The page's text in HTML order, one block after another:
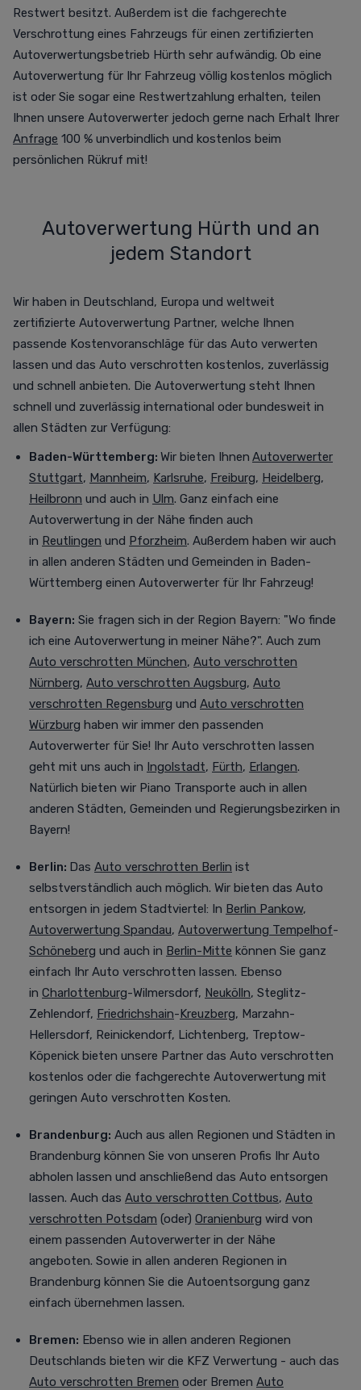
Restwert besitzt. Außerdem ist die fachgerechte
Verschrottung eines Fahrzeugs für einen zertifizierten
Autoverwertungsbetrieb Hürth sehr aufwändig. Ob eine
Autoverwertung für Ihr Fahrzeug völlig kostenlos möglich
ist oder Sie sogar eine Restwertzahlung erhalten, teilen
Ihnen unsere Autoverwerter jedoch gerne nach Erhalt Ihrer
Anfrage 100 % unverbindlich und kostenlos beim
persönlichen Rükruf mit!
Autoverwertung Hürth und an
jedem Standort
Wir haben in Deutschland, Europa und weltweit
zertifizierte Autoverwertung Partner, welche Ihnen
passende Kostenvoranschläge für das Auto verwerten
lassen und das Auto verschrotten kostenlos, zuverlässig
und schnell anbieten. Die Autoverwertung steht Ihnen
schnell und zuverlässig international oder bundesweit in
allen Städten zur Verfügung:
Baden-Württemberg: Wir bieten Ihnen Autoverwerter
Stuttgart, Mannheim, Karlsruhe, Freiburg, Heidelberg,
Heilbronn und auch in Ulm. Ganz einfach eine
Autoverwertung in der Nähe finden auch
in Reutlingen und Pforzheim. Außerdem haben wir auch
in allen anderen Städten und Gemeinden in Baden-
Württemberg einen Autoverwerter für Ihr Fahrzeug!
Bayern: Sie fragen sich in der Region Bayern: "Wo finde
ich eine Autoverwertung in meiner Nähe?". Auch zum
Auto verschrotten München, Auto verschrotten
Nürnberg, Auto verschrotten Augsburg, Auto
verschrotten Regensburg und Auto verschrotten
Würzburg haben wir immer den passenden
Autoverwerter für Sie! Ihr Auto verschrotten lassen
geht mit uns auch in Ingolstadt, Fürth, Erlangen.
Natürlich bieten wir Piano Transporte auch in allen
anderen Städten, Gemeinden und Regierungsbezirken in
Bayern!
Berlin: Das Auto verschrotten Berlin ist
selbstverständlich auch möglich. Wir bieten das Auto
entsorgen in jedem Stadtviertel: In Berlin Pankow,
Autoverwertung Spandau, Autoverwertung Tempelhof-
Schöneberg und auch in Berlin-Mitte können Sie ganz
einfach Ihr Auto verschrotten lassen. Ebenso
in Charlottenburg-Wilmersdorf, Neukölln, Steglitz-
Zehlendorf, Friedrichshain-Kreuzberg, Marzahn-
Hellersdorf, Reinickendorf, Lichtenberg, Treptow-
Köpenick bieten unsere Partner das Auto verschrotten
kostenlos oder die fachgerechte Autoverwertung mit
geringen Auto verschrotten Kosten.
Brandenburg: Auch aus allen Regionen und Städten in
Brandenburg können Sie von unseren Profis Ihr Auto
abholen lassen und anschließend das Auto entsorgen
lassen. Auch das Auto verschrotten Cottbus, Auto
verschrotten Potsdam (oder) Oranienburg wird von
einem passenden Autoverwerter in der Nähe
angeboten. Sowie in allen anderen Regionen in
Brandenburg können Sie die Autoentsorgung ganz
einfach übernehmen lassen.
Bremen: Ebenso wie in allen anderen Regionen
Deutschlands bieten wir die KFZ Verwertung - auch das
Auto verschrotten Bremen oder Bremen Auto